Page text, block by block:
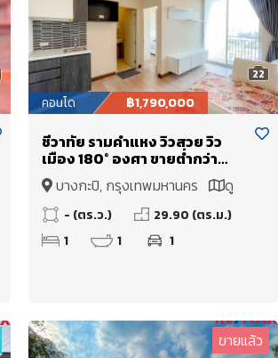
22
คอนโด ฿1,790,000
ชีวาทัย รามคำแหง วิวสวย วิว
เมือง 180° องศา ขายต่ำกว่า
ประเมิน (1 ห้องนอนขนาดใหญ่
ไม่มีตึกบัง ราคาดี พร้อมแต่งสวย
Built-in)
บางกะปิ, กรุงเทพมหานคร
ดู
แผนที่- (ตร.ว.)
29.90 (ตร.ม.)
1
1 1
ขายแล้ว